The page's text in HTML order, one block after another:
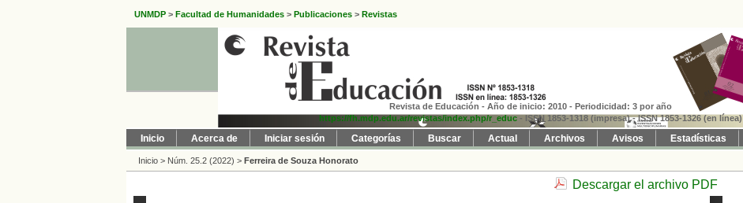
UNMDP > Facultad de Humanidades > Publicaciones > Revistas
Revista de Educación - Año de inicio: 2010 - Periodicidad: 3 por año
https://fh.mdp.edu.ar/revistas/index.php/r_educ - ISSN 1853-1318 (impresa) - ISSN 1853-1326 (en línea)
Inicio Acerca de Iniciar sesión Categorías Buscar Actual Archivos Avisos Estadísticas
Inicio > Núm. 25.2 (2022) > Ferreira de Souza Honorato
Descargar el archivo PDF